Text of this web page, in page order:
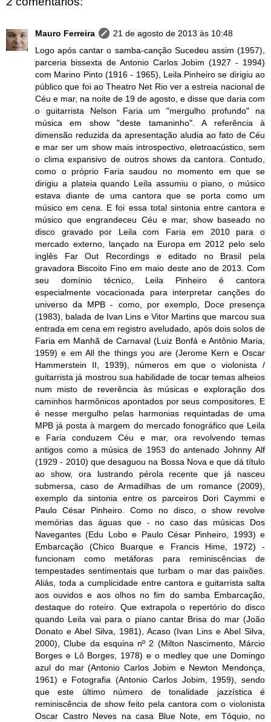
Mauro Ferreira
21 de agosto de 2013 às 10:48
Logo após cantar o samba-canção Sucedeu assim (1957),
parceria bissexta de Antonio Carlos Jobim (1927 - 1994)
com Marino Pinto (1916 - 1965), Leila Pinheiro se dirigiu ao
público que foi ao Theatro Net Rio ver a estreia nacional de
Céu e mar, na noite de 19 de agosto, e disse que daria com
o guitarrista Nelson Faria um "mergulho profundo" na
música em show "deste tamaninho". A referência à
dimensão reduzida da apresentação aludia ao fato de Céu
e mar ser um show mais introspectivo, eletroacústico, sem
o clima expansivo de outros shows da cantora. Contudo,
como o próprio Faria saudou no momento em que se
dirigiu a plateia quando Leila assumiu o piano, o músico
estava diante de uma cantora que se porta como um
músico em cena. E foi essa total sintonia entre cantora e
músico que engrandeceu Céu e mar, show baseado no
disco gravado por Leila com Faria em 2010 para o
mercado externo, lançado na Europa em 2012 pelo selo
inglês Far Out Recordings e editado no Brasil pela
gravadora Biscoito Fino em maio deste ano de 2013. Com
seu domínio técnico, Leila Pinheiro é cantora
especialmente vocacionada para interpretar canções do
universo da MPB - como, por exemplo, Doce presença
(1983), balada de Ivan Lins e Vitor Martins que marcou sua
entrada em cena em registro aveludado, após dois solos de
Faria em Manhã de Carnaval (Luiz Bonfá e Antônio Maria,
1959) e em All the things you are (Jerome Kern e Oscar
Hammerstein II, 1939), números em que o violonista /
guitarrista já mostrou sua habilidade de tocar temas alheios
num misto de reverência às músicas e exploração dos
caminhos harmônicos apontados por seus compositores. E
é nesse mergulho pelas harmonias requintadas de uma
MPB já posta à margem do mercado fonográfico que Leila
e Faria conduzem Céu e mar, ora revolvendo temas
antigos como a música de 1953 do antenado Johnny Alf
(1929 - 2010) que desaguou na Bossa Nova e que dá título
ao show, ora lustrando pérola recente que já nasceu
submersa, caso de Armadilhas de um romance (2009),
exemplo da sintonia entre os parceiros Dori Caymmi e
Paulo César Pinheiro. Como no disco, o show revolve
memórias das águas que - no caso das músicas Dos
Navegantes (Edu Lobo e Paulo César Pinheiro, 1993) e
Embarcação (Chico Buarque e Francis Hime, 1972) -
funcionam como metáforas para reminiscências de
tempestades sentimentais que turbam o mar das paixões.
Aliás, toda a cumplicidade entre cantora e guitarrista salta
aos ouvidos e aos olhos no fim do samba Embarcação,
destaque do roteiro. Que extrapola o repertório do disco
quando Leila vai para o piano cantar Brisa do mar (João
Donato e Abel Silva, 1981), Acaso (Ivan Lins e Abel Silva,
2000), Clube da esquina nº 2 (Milton Nascimento, Márcio
Borges e Lô Borges, 1978) e o medley que une Domingo
azul do mar (Antonio Carlos Jobim e Newton Mendonça,
1961) e Fotografia (Antonio Carlos Jobim, 1959), sendo
que este último número de tonalidade jazzística é
reminiscência de show feito pela cantora com o violonista
Oscar Castro Neves na casa Blue Note, em Tóquio, no